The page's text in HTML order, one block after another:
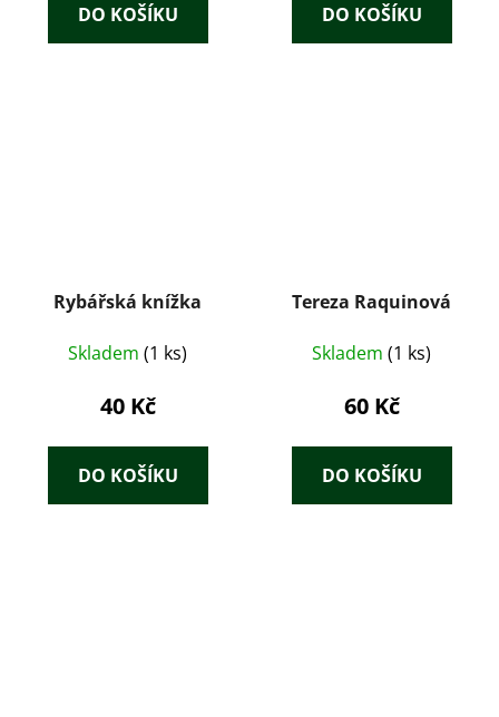
DO KOŠÍKU DO KOŠÍKU
Rybářská knížka
Skladem (1 ks)
40 Kč
DO KOŠÍKU
Tereza Raquinová
Skladem (1 ks)
60 Kč
DO KOŠÍKU